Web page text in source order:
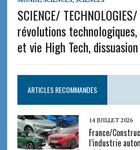
SCIENCE/
révolutions
et vie High Tech,
ARTICLES RECOMMANDES
14 JUILLET 2026
France/
l’industrie